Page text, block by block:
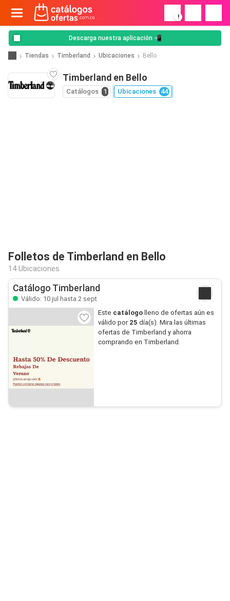
!
Descarga nuestra aplicación 📲
Tiendas Timberland Ubicaciones Bello
Timberland en Bello
Catálogos 1 Ubicaciones 44
Folletos de Timberland en Bello
14 Ubicaciones
Catálogo Timberland
Válido: 10 jul hasta 2 sept
Este catálogolleno de ofertas aún es
válido por 25 día(s). Mira las últimas
ofertas de Timberland y ahorra
comprando en Timberland.